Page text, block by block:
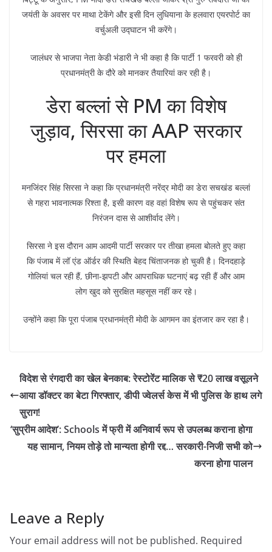
जयंती के अवसर पर माथा टेकेंगे और इसी दिन लुधियाना के हलवारा एयरपोर्ट का
वर्चुअली उद्घाटन भी करेंगे।
जालंधर से भाजपा नेता केडी भंडारी ने भी कहा है कि पार्टी 1 फरवरी को ही
प्रधानमंत्री के दौरे को मानकर तैयारियां कर रही है।
डेरा बल्लां से PM का विशेष
जुड़ाव, सिरसा का AAP सरकार
पर हमला
मनजिंदर सिंह सिरसा ने कहा कि प्रधानमंत्री नरेंद्र मोदी का डेरा सचखंड बल्लां
से गहरा भावनात्मक रिश्ता है, इसी कारण वह वहां विशेष रूप से पहुंचकर संत
निरंजन दास से आशीर्वाद लेंगे।
सिरसा ने इस दौरान आम आदमी पार्टी सरकार पर तीखा हमला बोलते हुए कहा
कि पंजाब में लॉ एंड ऑर्डर की स्थिति बेहद चिंताजनक हो चुकी है। दिनदहाड़े
गोलियां चल रही हैं, छीना-झपटी और आपराधिक घटनाएं बढ़ रही हैं और आम
लोग खुद को सुरक्षित महसूस नहीं कर रहे।
उन्होंने कहा कि पूरा पंजाब प्रधानमंत्री मोदी के आगमन का इंतजार कर रहा है।
विदेश से रंगदारी का खेल बेनकाब: रेस्टोरेंट मालिक से ₹20 लाख वसूलने
आया डॉक्टर का बेटा गिरफ्तार, डीपी ज्वेलर्स केस में भी पुलिस के हाथ लगे
सुराग!
‘सुप्रीम आदेश’: Schools में फ्री में अनिवार्य रूप से उपलब्ध कराना होगा
यह सामान, नियम तोड़े तो मान्यता होगी रद्द… सरकारी-निजी सभी को
करना होगा पालन
Leave a Reply
Your email address will not be published. Required